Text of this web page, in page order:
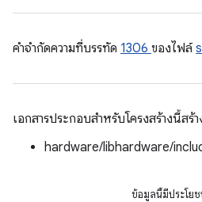
คําจํากัดความที่บรรทัด 1306 ของไฟล์
เอกสารประกอบสำหรับโครงสร้างนี้ส
hardware/libhardware/
ข้อมูลนี้มีประโย